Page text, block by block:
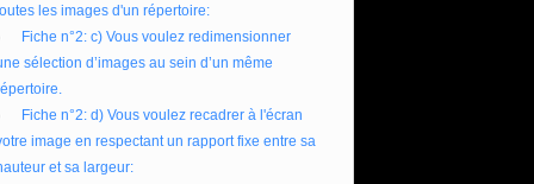
les images d'un répertoire:
Fiche n°2: c) Vous voulez redimensionner
sélection d’images au sein d’un même
Fiche n°2: d) Vous voulez recadrer à l'écran
image en respectant un rapport fixe entre sa
et sa largeur: